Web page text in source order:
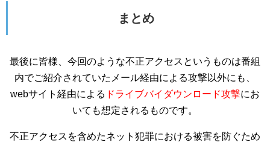
まとめ
最後に皆様、今回のような不正アクセスというものは番組
内でご紹介されていたメール経由による攻撃以外にも、
webサイト経由による ドライブバイダウンロード攻撃にお
いても想定されるものです。
不正アクセスを含めたネット犯罪における被害を防ぐため